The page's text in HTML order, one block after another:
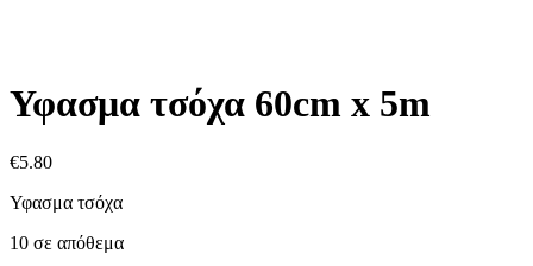
Υφασμα τσόχα 60cm x 5m
€5.80
Υφασμα τσόχα
10 σε απόθεμα